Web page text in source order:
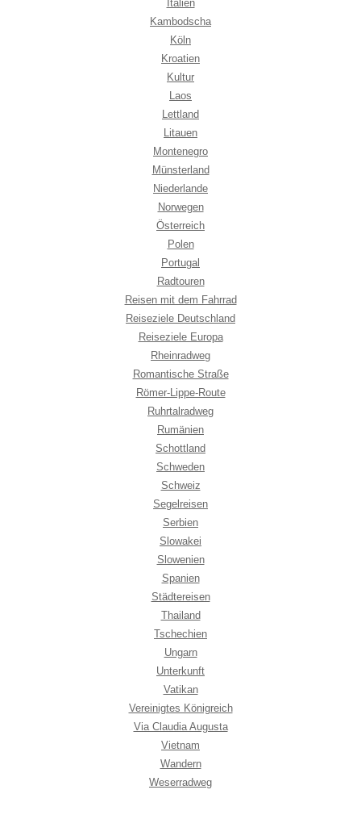
Italien
Kambodscha
Köln
Kroatien
Kultur
Laos
Lettland
Litauen
Montenegro
Münsterland
Niederlande
Norwegen
Österreich
Polen
Portugal
Radtouren
Reisen mit dem Fahrrad
Reiseziele Deutschland
Reiseziele Europa
Rheinradweg
Romantische Straße
Römer-Lippe-Route
Ruhrtalradweg
Rumänien
Schottland
Schweden
Schweiz
Segelreisen
Serbien
Slowakei
Slowenien
Spanien
Städtereisen
Thailand
Tschechien
Ungarn
Unterkunft
Vatikan
Vereinigtes Königreich
Via Claudia Augusta
Vietnam
Wandern
Weserradweg